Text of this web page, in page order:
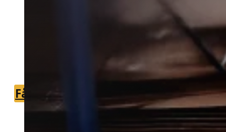
Effektiv kakkerlakbekæmpelse i Harlev
udført af lokale specialister.
Få hurtig hjælp til at stoppe angrebet
og sikre bolig eller erhverv mod nye
Få et tilbud +45 51 90 85 46